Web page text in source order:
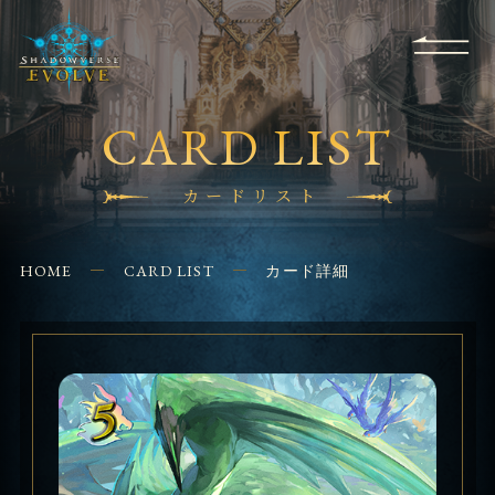
Q&A
EVENT SHOPS
FOR
BEGINNERS
APPLICATION
CONTACT
CARD LIST
カードリスト
HOME CARD LIST カード詳細